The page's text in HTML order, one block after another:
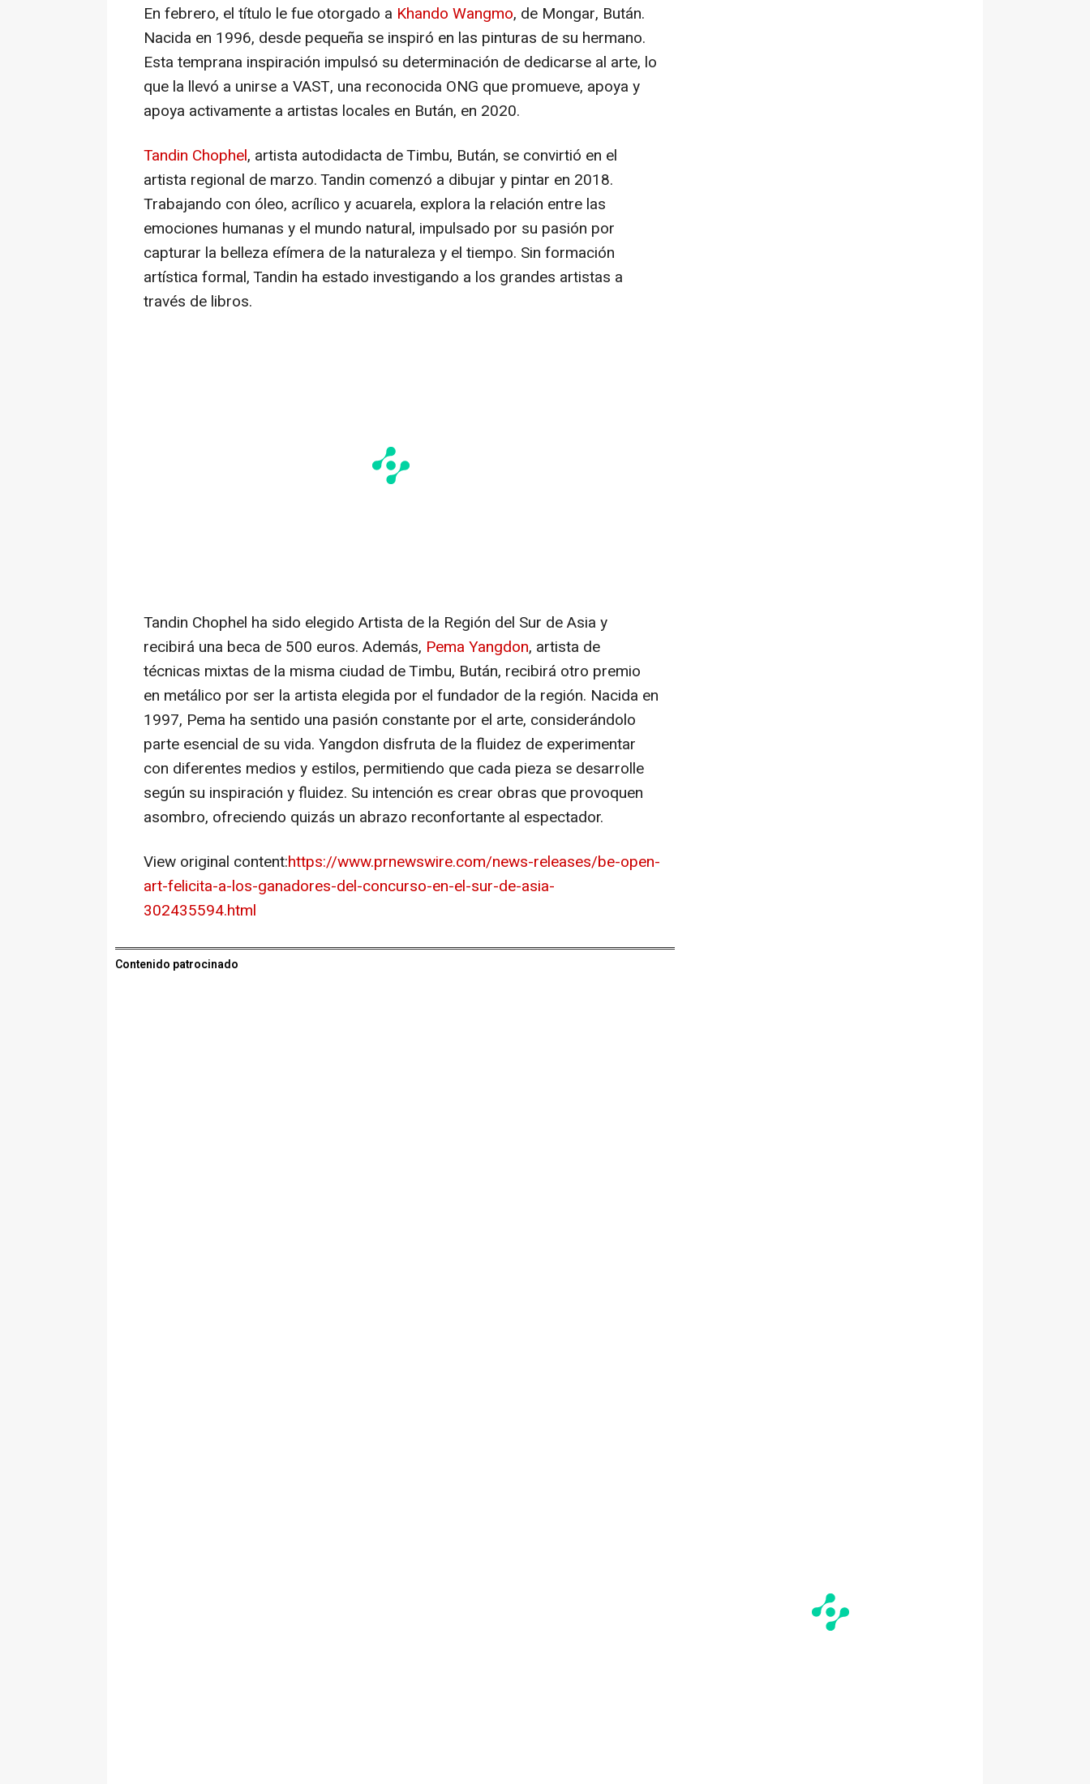
En febrero, el título le fue otorgado a Khando Wangmo, de Mongar, Bután.
Nacida en 1996, desde pequeña se inspiró en las pinturas de su hermano.
Esta temprana inspiración impulsó su determinación de dedicarse al arte, lo
que la llevó a unirse a VAST, una reconocida ONG que promueve, apoya y
apoya activamente a artistas locales en Bután, en 2020.
Tandin Chophel, artista autodidacta de Timbu, Bután, se convirtió en el
artista regional de marzo. Tandin comenzó a dibujar y pintar en 2018.
Trabajando con óleo, acrílico y acuarela, explora la relación entre las
emociones humanas y el mundo natural, impulsado por su pasión por
capturar la belleza efímera de la naturaleza y el tiempo. Sin formación
artística formal, Tandin ha estado investigando a los grandes artistas a
través de libros.
Tandin Chophel ha sido elegido Artista de la Región del Sur deAsia y
recibirá una beca de 500 euros. Además, Pema Yangdon, artista de
técnicas mixtas de la misma ciudad de Timbu, Bután, recibirá otro premio
en metálico por ser la artista elegida por el fundador de la región. Nacida en
1997, Pema ha sentido una pasión constante por el arte, considerándolo
parte esencial de su vida. Yangdon disfruta de la fluidez de experimentar
con diferentes medios y estilos, permitiendo que cada pieza se desarrolle
según su inspiración y fluidez. Su intención es crear obras que provoquen
asombro, ofreciendo quizás un abrazo reconfortante al espectador.
View original content:https://www.prnewswire.com/news-releases/be-open-
art-felicita-a-los-ganadores-del-concurso-en-el-sur-de-asia-
302435594.html
Contenido patrocinado